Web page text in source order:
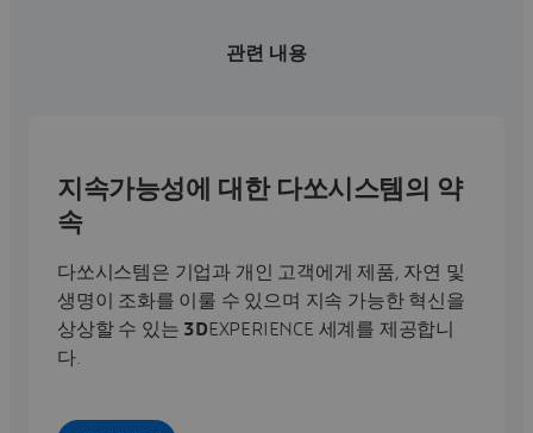
관련 내용
지속가능성에 대한 다쏘시스템의 약
속
다쏘시스템은 기업과 개인 고객에게 제품, 자연 및
생명이 조화를 이룰 수 있으며 지속 가능한 혁신을
상상할 수 있는 3DEXPERIENCE 세계를 제공합니
다.